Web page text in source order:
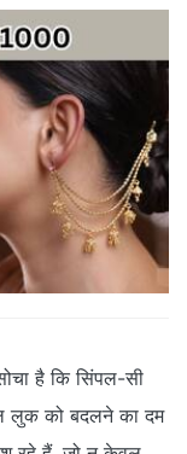
है कि सिंपल-सी
लुक को बदलने का दम